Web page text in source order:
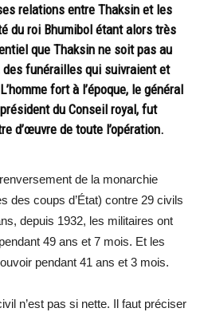
relations entre Thaksin et les
du roi Bhumibol étant alors très
que Thaksin ne soit pas au
funérailles qui suivraient et
fort à l’époque, le général
du Conseil royal, fut
d’œuvre de toute l’opération.
de la monarchie
des coups d’État) contre 29 civils
depuis 1932, les militaires ont
49 ans et 7 mois. Et les
pendant 41 ans et 3 mois.
n’est pas si nette. Il faut préciser